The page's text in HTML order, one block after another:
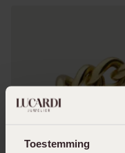
Toestemming